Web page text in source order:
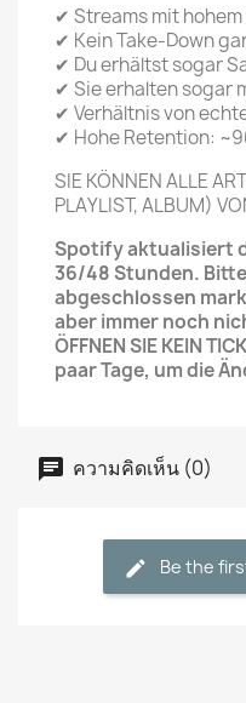
✔ Streams mit
✔ Kein Take-Down
✔ Du erhältst sogar
✔ Sie erhalten sogar
✔ Verhältnis von
✔ Hohe Retention:
SIE KÖNNEN ALLE
PLAYLIST, ALBUM)
Spotify aktualisiert
36/48 Stunden.
abgeschlossen
aber immer noch
ÖFFNEN SIE KEIN
paar Tage, um die
ความคิดเห็น (0)
Be the